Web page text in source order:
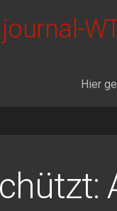
Hier